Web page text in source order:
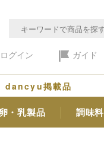
ログイン ガイド
dancyu掲載品
卵・乳製品 調味料